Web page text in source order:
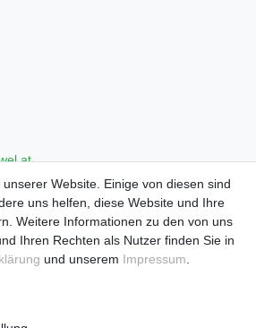
- 18:00
Uhr
Website. Einige von diesen sind
uns helfen, diese Website und Ihre
Weitere Informationen zu den von uns
Ihren Rechten als Nutzer finden Sie in
und unserem Impressum